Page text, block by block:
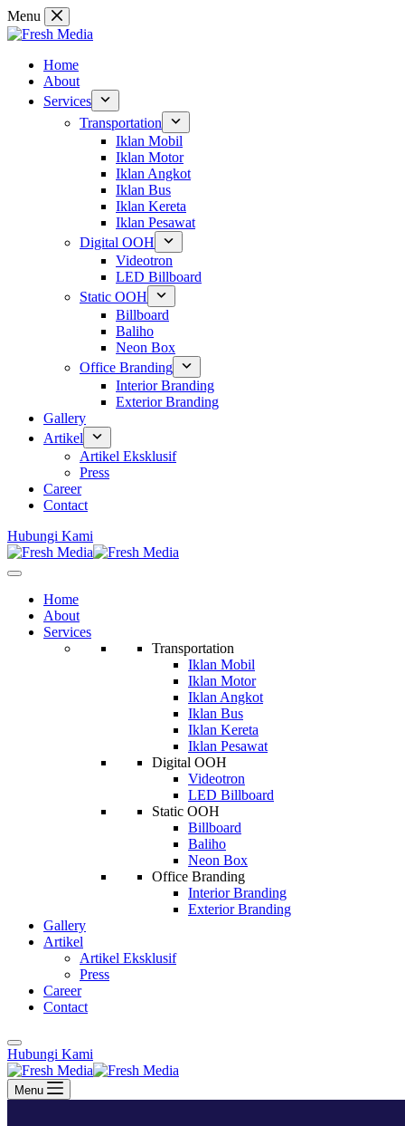
Skip
to
Menu
Home
About
Services
Transportation
Iklan Mobil
Iklan Motor
Iklan Angkot
Iklan Bus
Iklan Kereta
Iklan Pesawat
Digital OOH
Videotron
LED Billboard
Static OOH
Billboard
Baliho
Neon Box
Office Branding
Interior Branding
Exterior Branding
Gallery
Artikel
Artikel Eksklusif
Press
Career
Contact
Hubungi Kami
Home
About
Services
Transportation
Iklan Mobil
Iklan Motor
Iklan Angkot
Iklan Bus
Iklan Kereta
Iklan Pesawat
Digital OOH
Videotron
LED Billboard
Static OOH
Billboard
Baliho
Neon Box
Office Branding
Interior Branding
Exterior Branding
Gallery
Artikel
Artikel Eksklusif
Press
Career
Contact
Hubungi Kami
Menu